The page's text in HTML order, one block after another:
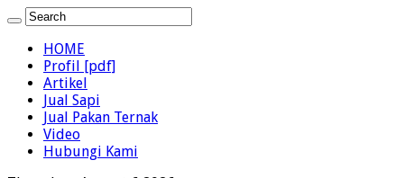
HOME
Profil [pdf]
Artikel
Jual Sapi
Jual Pakan Ternak
Video
Hubungi Kami